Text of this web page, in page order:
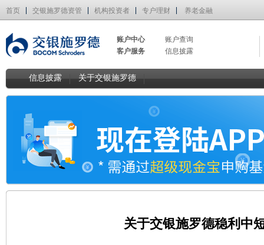
首页 交银施罗德资管 机构投资者 专户理财 养老金融
账户中心
账户查询
客户服务
信息披露
信息披露 关于交银施罗德
关于交银施罗德稳利中